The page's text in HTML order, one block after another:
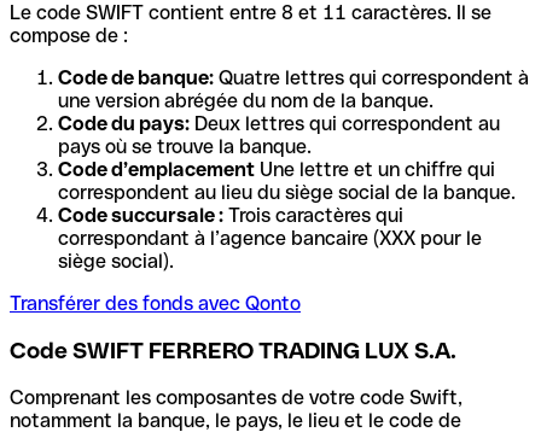
Le code SWIFT contient entre 8 et 11 caractères. Il se
compose de :
Code de banque: Quatre lettres qui correspondent à
une version abrégée du nom de la banque.
Code du pays: Deux lettres qui correspondent au
pays où se trouve la banque.
Code d’emplacement Une lettre et un chiffre qui
correspondent au lieu du siège social de la banque.
Code succursale : Trois caractères qui
correspondant à l’agence bancaire (XXX pour le
siège social).
Transférer des fonds avec Qonto
Code SWIFT FERRERO TRADING LUX S.A.
Comprenant les composantes de votre code Swift,
notamment la banque, le pays, le lieu et le code de